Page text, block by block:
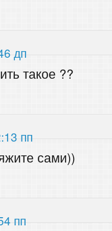
дп
такое ??
пп
сами))
пп